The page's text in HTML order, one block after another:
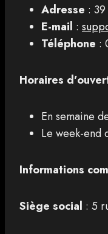
Adresse :
E-mail :
Téléphone :
Horaires
En semaine
Le week-end
Informations
Siège social : 5